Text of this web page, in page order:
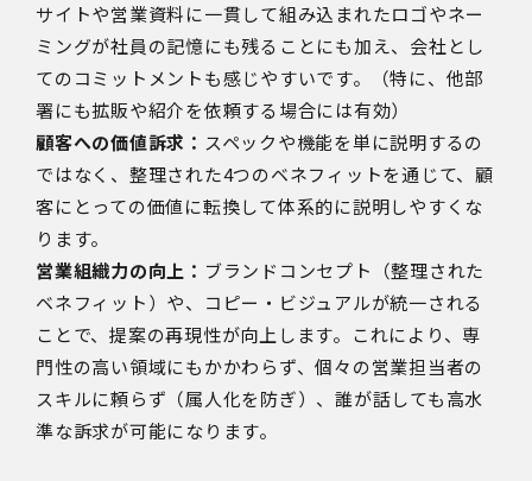
サイトや営業資料に一貫して組み込まれたロゴやネー
ミングが社員の記憶にも残ることにも加え、会社とし
てのコミットメントも感じやすいです。（特に、他部
署にも拡販や紹介を依頼する場合には有効）
顧客への価値訴求： スペックや機能を単に説明するの
ではなく、整理された4つのベネフィットを通じて、顧
客にとっての価値に転換して体系的に説明しやすくな
ります。
営業組織力の向上： ブランドコンセプト（整理された
ベネフィット）や、コピー・ビジュアルが統一される
ことで、提案の再現性が向上します。これにより、専
門性の高い領域にもかかわらず、個々の営業担当者の
スキルに頼らず（属人化を防ぎ）、誰が話しても高水
準な訴求が可能になります。